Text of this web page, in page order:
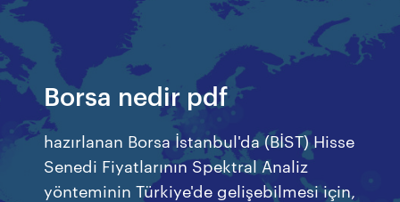
Borsa nedir pdf
hazırlanan Borsa İstanbul'da (BİST) Hisse
Senedi Fiyatlarının Spektral Analiz
yönteminin Türkiye'de gelişebilmesi için,